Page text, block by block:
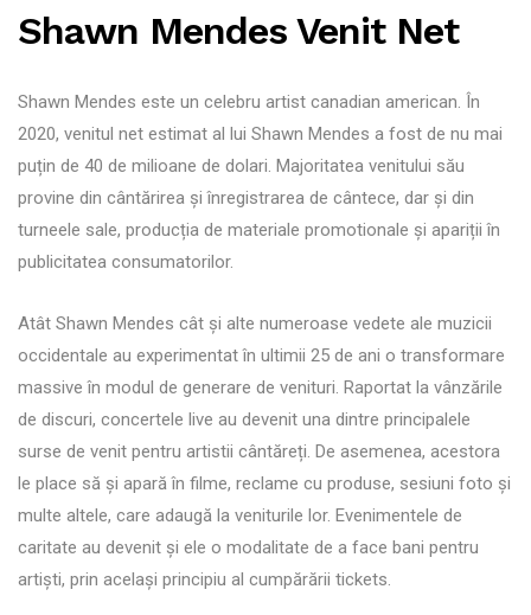
Shawn Mendes Venit Net
Shawn Mendes este un celebru artist canadian american. În
2020, venitul net estimat al lui Shawn Mendes a fost de nu mai
puțin de 40 de milioane de dolari. Majoritatea venitului său
provine din cântărirea și înregistrarea de cântece, dar și din
turneele sale, producția de materiale promotionale și apariții în
publicitatea consumatorilor.
Atât Shawn Mendes cât și alte numeroase vedete ale muzicii
occidentale au experimentat în ultimii 25 de ani o transformare
massive în modul de generare de venituri. Raportat la vânzările
de discuri, concertele live au devenit una dintre principalele
surse de venit pentru artistii cântăreți. De asemenea, acestora
le place să și apară în filme, reclame cu produse, sesiuni foto și
multe altele, care adaugă la veniturile lor. Evenimentele de
caritate au devenit și ele o modalitate de a face bani pentru
artiști, prin același principiu al cumpărării tickets.